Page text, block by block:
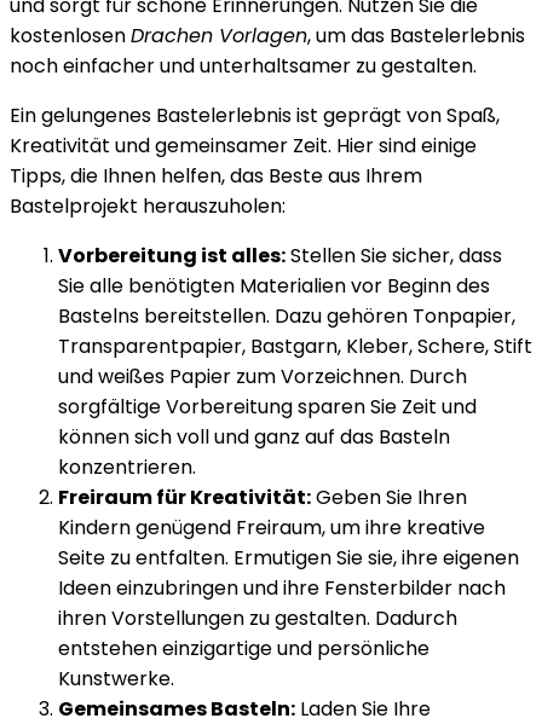
kostenlosenDrachen Vorlagen, um das Bastelerlebnis
noch einfacher und unterhaltsamer zu gestalten.
Ein gelungenes Bastelerlebnis ist geprägt von Spaß,
Kreativität und gemeinsamer Zeit. Hier sind einige
Tipps, die Ihnen helfen, das Beste aus Ihrem
Bastelprojekt herauszuholen:
Vorbereitung ist alles:Stellen Sie sicher, dass
Sie alle benötigten Materialien vor Beginn des
Bastelns bereitstellen. Dazu gehören Tonpapier,
Transparentpapier, Bastgarn, Kleber, Schere, Stift
und weißes Papier zum Vorzeichnen. Durch
sorgfältige Vorbereitung sparen Sie Zeit und
können sich voll und ganz auf das Basteln
konzentrieren.
Freiraum für Kreativität:Geben Sie Ihren
Kindern genügend Freiraum, um ihre kreative
Seite zu entfalten. Ermutigen Sie sie, ihre eigenen
Ideen einzubringen und ihre Fensterbilder nach
ihren Vorstellungen zu gestalten. Dadurch
entstehen einzigartige und persönliche
Kunstwerke.
Gemeinsames Basteln: Laden Sie Ihre